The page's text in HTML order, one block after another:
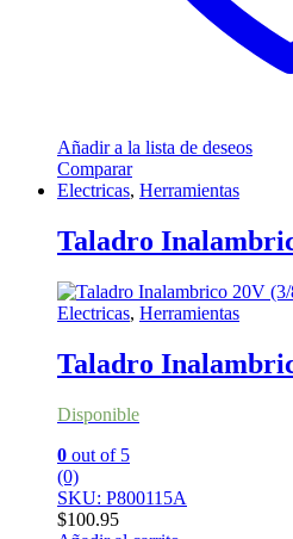
Añadir a la lista de deseos
Comparar
Electricas, Herramientas
Taladro
Electricas, Herramientas
Taladro
Disponible
0 out of 5
(0)
SKU: P800115A
$100.95